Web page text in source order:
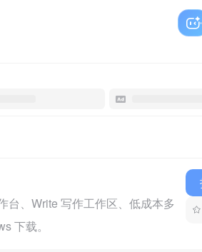
台、Write 写作工作区、低成本多
下载。